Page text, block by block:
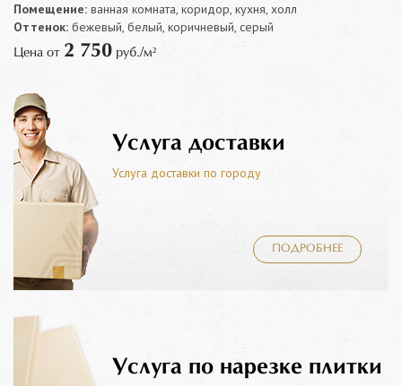
Помещение: ванная комната, коридор, кухня, холл
Оттенок: бежевый, белый, коричневый, серый
Цена от 2 750 руб./м²
Услуга доставки
Услуга доставки по городу
ПОДРОБНЕЕ
Услуга по нарезке плитки